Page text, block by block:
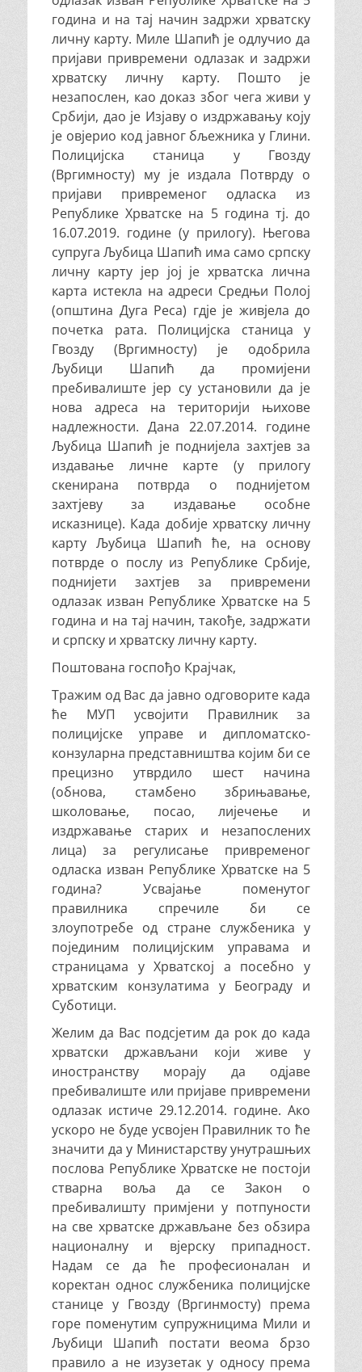
година и на тај начин задржи хрватску
личну карту. Миле Шапић је одлучио да
пријави привремени одлазак и задржи
хрватску личну карту. Пошто је
незапослен, као доказ због чега живи у
Србији, дао је Изјаву о издржавању коју
је овјерио код јавног бљежника у Глини.
Полицијска станица у Гвозду
(Вргимносту) му је издала Потврду о
пријави привременог одласка из
Републике Хрватске на 5 година тј. до
16.07.2019. године (у прилогу). Његова
супруга Љубица Шапић има само српску
личну карту јер јој је хрватска лична
карта истекла на адреси Средњи Полој
(општина Дуга Реса) гдје је живјела до
почетка рата. Полицијска станица у
Гвозду (Вргимносту) је одобрила
Љубици Шапић да промијени
пребивалиште јер су установили да је
нова адреса на територији њихове
надлежности. Дана 22.07.2014. године
Љубица Шапић је поднијела захтјев за
издавање личне карте (у прилогу
скенирана потврда о поднијетом
захтјеву за издавање особне
исказнице). Када добије хрватску личну
карту Љубица Шапић ће, на основу
потврде о послу из Републике Србије,
поднијети захтјев за привремени
одлазак изван Републике Хрватске на 5
година и на тај начин, такође, задржати
и српску и хрватску личну карту.
Поштована госпођо Крајчак,
Тражим од Вас да јавно одговорите када
ће МУП усвојити Правилник за
полицијске управе и дипломатско-
конзуларна представништва којим би се
прецизно утврдило шест начина
(обнова, стамбено збрињавање,
школовање, посао, лијечење и
издржавање старих и незапослених
лица) за регулисање привременог
одласка изван Републике Хрватске на 5
година? Усвајање поменутог
правилника спречиле би се
злоупотребе од стране службеника у
појединим полицијским управама и
страницама у Хрватској а посебно у
хрватским конзулатима у Београду и
Суботици.
Желим да Вас подсјетим да рок до када
хрватски држављани који живе у
иностранству морају да одјаве
пребивалиште или пријаве привремени
одлазак истиче 29.12.2014. године. Ако
ускоро не буде усвојен Правилник то ће
значити да у Министарству унутрашњих
послова Републике Хрватске не постоји
стварна воља да се Закон о
пребивалишту примјени у потпуности
на све хрватске држављане без обзира
националну и вјерску припадност.
Надам се да ће професионалан и
коректан однос службеника полицијске
станице у Гвозду (Вргинмосту) према
горе поменутим супружницима Мили и
Љубици Шапић постати веома брзо
правило а не изузетак у односу према